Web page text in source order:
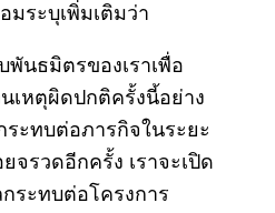
มระบุเพิ่มเติมว่า
พันธมิตรของเราเพื่อ
เหตุผิดปกติครั้งนี้อย่าง
ระทบต่อภารกิจในระยะ
จรวดอีกครั้ง เราจะเปิด
ระทบต่อโครงการ